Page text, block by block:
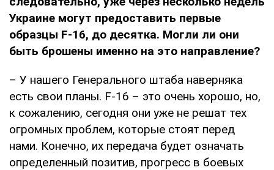
Украине могут предоставить первые
образцы F-16, до десятка. Могли ли они
быть брошены именно на это направление?
– У нашего Генерального штаба наверняка
есть свои планы. F-16 – это очень хорошо, но,
к сожалению, сегодня они уже не решат тех
огромных проблем, которые стоят перед
нами. Конечно, их передача будет означать
определенный позитив, прогресс в боевых